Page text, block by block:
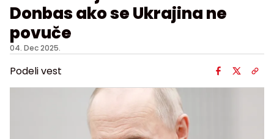
Donbas ako se Ukrajina ne
povuče
04. Dec 2025.
Podeli vest